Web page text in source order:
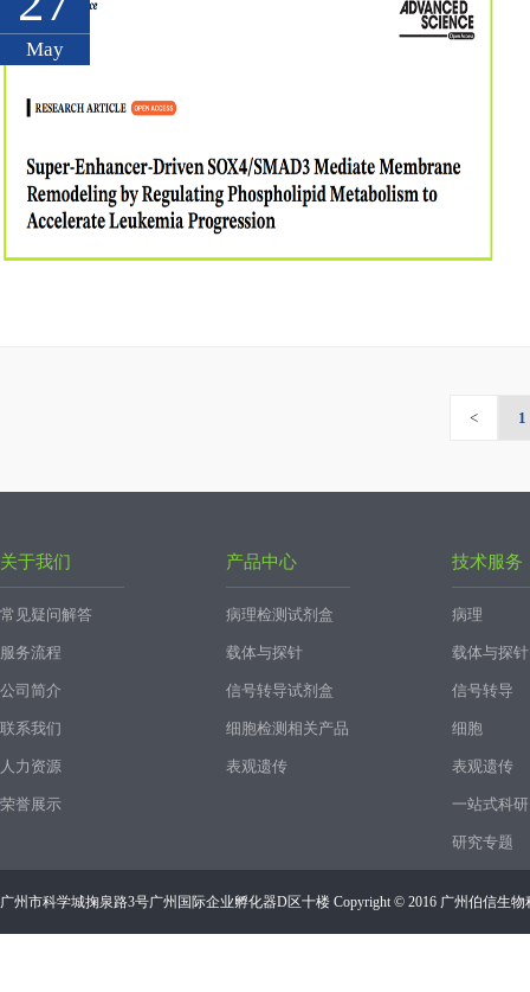
May
< 1
关于我们
常见疑问解答
服务流程
公司简介
联系我们
人力资源
荣誉展示
产品中心
病理检测试剂盒
载体与探针
信号转导试剂盒
细胞检测相关产品
表观遗传
技术服务
病理
载体与探针
信号转导
细胞
表观遗传
一站式科研
研究专题
广州市科学城掬泉路3号广州国际企业孵化器D区十楼 Copyright © 2016 广州伯信生